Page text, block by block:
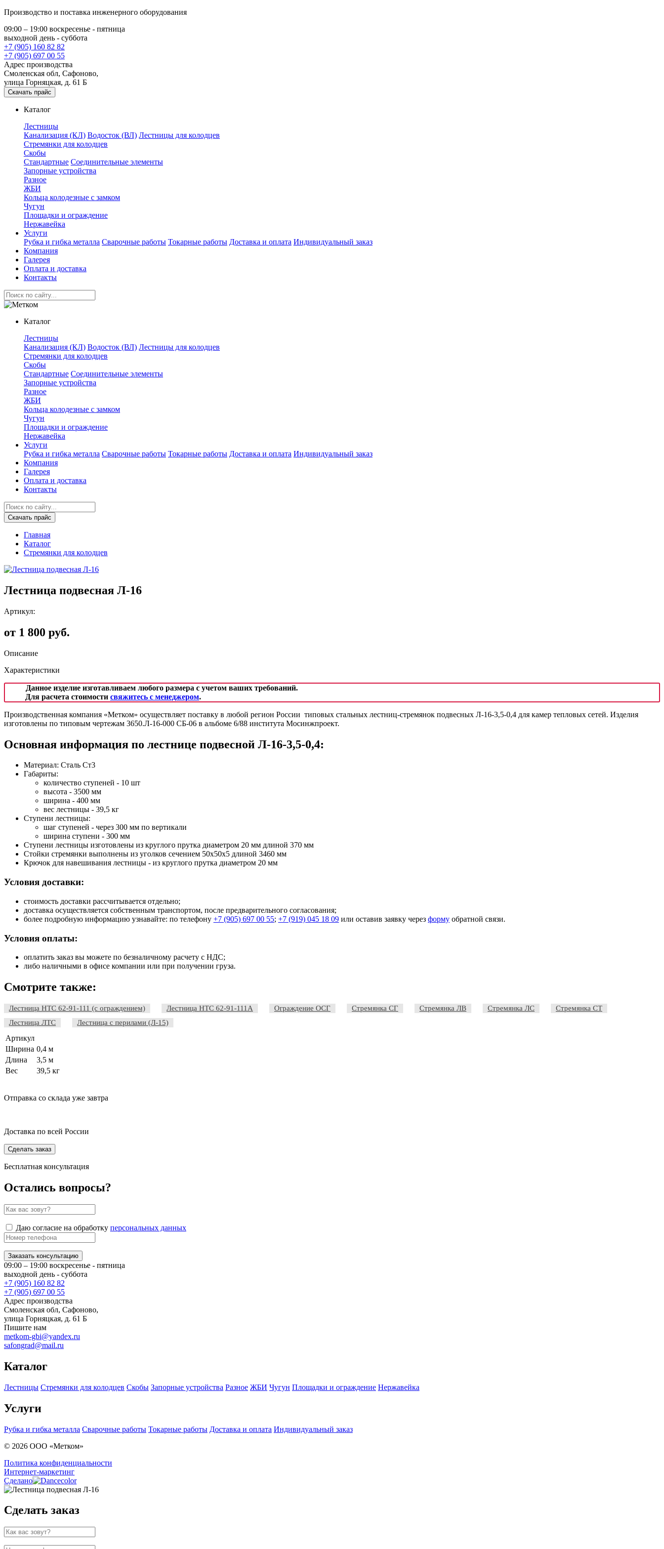
Производство и поставка инженерного оборудования
09:00 – 19:00 воскресенье - пятница
выходной день - суббота
+7 (905) 160 82 82
+7 (905) 697 00 55
Адрес производства
Смоленская обл, Сафоново,
улица Горняцкая, д. 61 Б
Скачать прайс
Каталог
Лестницы
Канализация (КЛ) Водосток (ВЛ) Лестницы для колодцев
Стремянки для колодцев
Скобы
Стандартные Соединительные элементы
Запорные устройства
Разное
ЖБИ
Кольца колодезные с замком
Чугун
Площадки и ограждение
Нержавейка
Услуги
Рубка и гибка металла Сварочные работы Токарные работы Доставка и оплата Индивидуальный заказ
Компания
Галерея
Оплата и доставка
Контакты
Каталог
Лестницы
Канализация (КЛ) Водосток (ВЛ) Лестницы для колодцев
Стремянки для колодцев
Скобы
Стандартные Соединительные элементы
Запорные устройства
Разное
ЖБИ
Кольца колодезные с замком
Чугун
Площадки и ограждение
Нержавейка
Услуги
Рубка и гибка металла Сварочные работы Токарные работы Доставка и оплата Индивидуальный заказ
Компания
Галерея
Оплата и доставка
Контакты
Скачать прайс
Главная
Каталог
Стремянки для колодцев
Лестница подвесная Л-16
Артикул:
от 1 800 руб.
Описание
Характеристики
Данное изделие изготавливаем любого размера с учетом ваших требований.
Для расчета стоимости свяжитесь с менеджером.
Производственная компания «Метком» осуществляет поставку в любой регион России типовых стальных лестниц-стремянок подвесных Л-16-3,5-0,4 для камер тепловых сетей. Изделия
изготовлены по типовым чертежам 3650.Л-16-000 СБ-06 в альбоме 6/88 института Мосинжпроект.
Основная информация по лестнице подвесной Л-16-3,5-0,4:
Материал: Сталь Ст3
Габариты:
количество ступеней - 10 шт
высота - 3500 мм
ширина - 400 мм
вес лестницы - 39,5 кг
Ступени лестницы:
шаг ступеней - через 300 мм по вертикали
ширина ступени - 300 мм
Ступени лестницы изготовлены из круглого прутка диаметром 20 мм длиной 370 мм
Стойки стремянки выполнены из уголков сечением 50х50х5 длиной 3460 мм
Крючок для навешивания лестницы - из круглого прутка диаметром 20 мм
Условия доставки:
стоимость доставки рассчитывается отдельно;
доставка осуществляется собственным транспортом, после предварительного согласования;
более подробную информацию узнавайте: по телефону +7 (905) 697 00 55; +7 (919) 045 18 09 или оставив заявку через форму обратной связи.
Условия оплаты:
оплатить заказ вы можете по безналичному расчету с НДС;
либо наличными в офисе компании или при получении груза.
Смотрите также:
Лестница НТС 62-91-111 (с ограждением) Лестница НТС 62-91-111А Ограждение ОСГ Стремянка СГ Стремянка ЛВ Стремянка ЛС
Стремянка СТ
Лестница ЛТС
Лестница с перилами (Л-15)
Артикул
Ширина 0,4 м
Длина
3,5 м
Вес
39,5 кг
Отправка со склада уже завтра
Доставка по всей России
Сделать заказ
Бесплатная консультация
Остались вопросы?
Даю согласие на обработку персональных данных
Заказать консультацию
09:00 – 19:00 воскресенье - пятница
выходной день - суббота
+7 (905) 160 82 82
+7 (905) 697 00 55
Адрес производства
Смоленская обл, Сафоново,
улица Горняцкая, д. 61 Б
Пишите нам
metkom-gbi@yandex.ru
safongrad@mail.ru
Каталог
Лестницы Стремянки для колодцев Скобы Запорные устройства Разное ЖБИ Чугун Площадки и ограждение Нержавейка
Услуги
Рубка и гибка металла Сварочные работы Токарные работы Доставка и оплата Индивидуальный заказ
© 2026 ООО «Метком»
Политика конфиденциальности
Интернет-маркетинг
Сделано
Сделать заказ